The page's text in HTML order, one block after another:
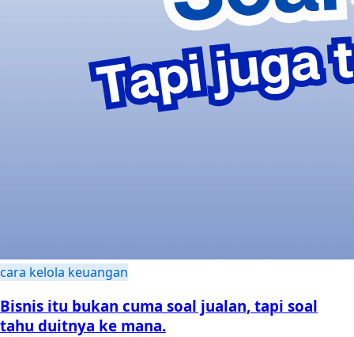
cara kelola keuangan
Bisnis itu bukan cuma soal jualan, tapi soal
tahu duitnya ke mana.